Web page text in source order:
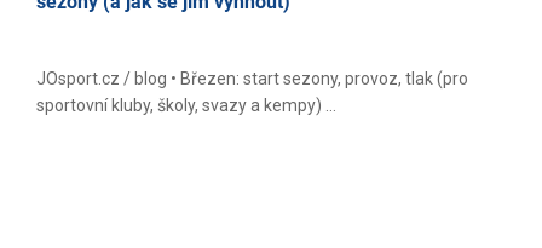
JOsport.cz / blog • Březen: start sezony, provoz, tlak (pro
sportovní kluby, školy, svazy a kempy) ...